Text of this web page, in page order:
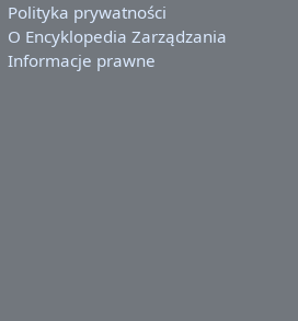
Polityka prywatności
O Encyklopedia Zarządzania
Informacje prawne